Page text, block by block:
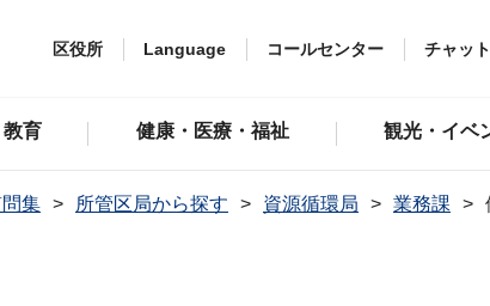
区役所 Language コールセンター チャッ
育 健康・医療・福祉 観光・イベ
集 所管区局から探す 資源循環局 業務課